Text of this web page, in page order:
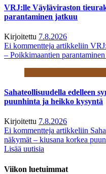
VRJ:lle Väyläviraston
parantaminen jatkuu
Kirjoitettu 7.8.2026
Ei kommentteja artikkeliin
– Poikkimaantien
Sahateollisuudella edelleen
puunhinta ja heikko kysyntä
Kirjoitettu 7.8.2026
Ei kommentteja artikkeliin
näkymät – kiusana korkea
Lisää uutisia
Viikon luetuimmat